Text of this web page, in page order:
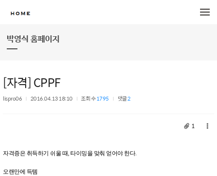
박영식 홈페이지
[자격] CPPF
lispro06 2016.04.13 18:10 조회 수1795 댓글2
1
자격증은 취득하기 쉬울 때, 타이밍을 맞춰 얻어야 한다.
오랜만에 득템